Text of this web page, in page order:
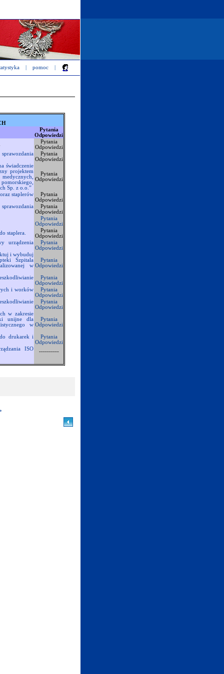
pomoc
Pytania
Odpowiedzi
Pytania
Odpowiedzi
Pytania
Odpowiedzi
świadczenie
projektem
Sp. z o.o.”
Pytania
Odpowiedzi
staplerów
Pytania
Odpowiedzi
Pytania
Odpowiedzi
Pytania
Odpowiedzi
staplera.
Pytania
Odpowiedzi
urządzenia
Pytania
Odpowiedzi
i wybuduj
Szpitala
w
Pytania
Odpowiedzi
Pytania
Odpowiedzi
i worków
Pytania
Odpowiedzi
Pytania
Odpowiedzi
w zakresie
unijne dla
w
Pytania
Odpowiedzi
drukarek i
Pytania
Odpowiedzi
ISO
----------